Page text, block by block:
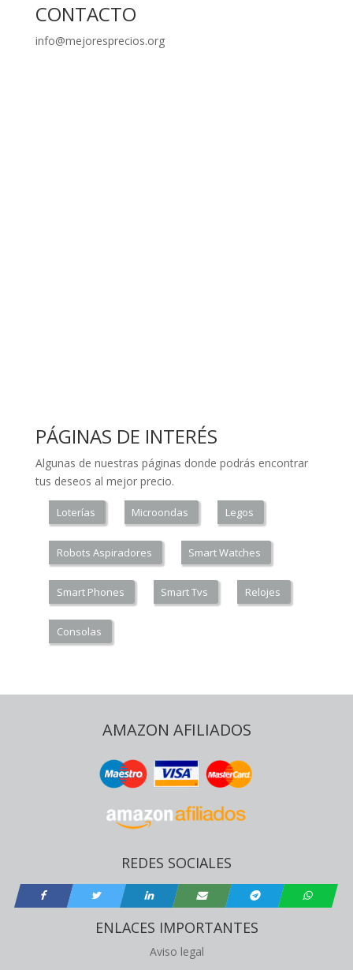
CONTACTO
info@mejoresprecios.org
PÁGINAS DE INTERÉS
Algunas de nuestras páginas donde podrás encontrar
tus deseos al mejor precio.
Loterías Microondas Legos
Robots Aspiradores Smart Watches
Smart Phones Smart Tvs Relojes
Consolas
AMAZON AFILIADOS
REDES SOCIALES
ENLACES IMPORTANTES
Aviso legal